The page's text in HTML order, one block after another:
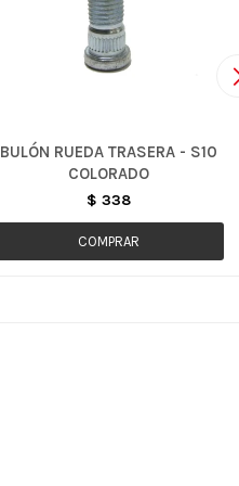
BULÓN RUEDA TRASERA - S10
COLORADO
$ 338